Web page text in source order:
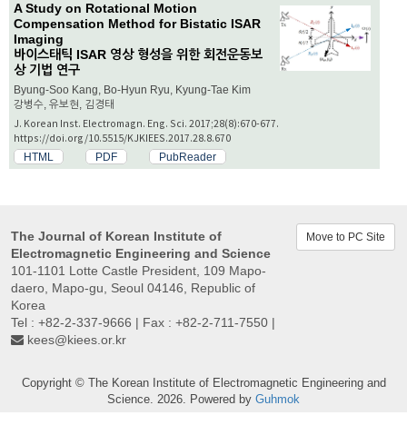
A Study on Rotational Motion
Compensation Method for Bistatic ISAR
Imaging
바이스태틱 ISAR 영상 형성을 위한 회전운동보
상 기법 연구
Byung-Soo Kang, Bo-Hyun Ryu, Kyung-Tae Kim
강병수, 유보현, 김경태
J. Korean Inst. Electromagn. Eng. Sci. 2017;28(8):670-677.
https://doi.org/10.5515/KJKIEES.2017.28.8.670
HTML PDF PubReader
The Journal of Korean Institute of
Electromagnetic Engineering and Science
101-1101 Lotte Castle President, 109 Mapo-
daero, Mapo-gu, Seoul 04146, Republic of
Korea
Tel : +82-2-337-9666 | Fax : +82-2-711-7550 |
kees@kiees.or.kr
Move to PC Site
Copyright © The Korean Institute of Electromagnetic Engineering and
Science. 2026. Powered by Guhmok